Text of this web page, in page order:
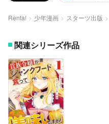
Renta! 少年漫画 スターツ出版
関連シリーズ作品